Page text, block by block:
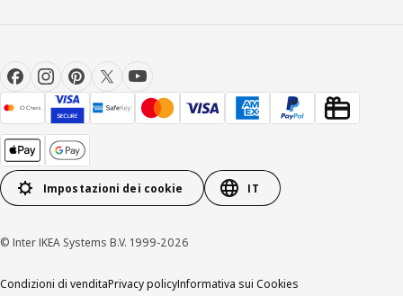
Impostazioni dei cookie IT
© Inter IKEA Systems B.V. 1999-2026
Condizioni di venditaPrivacy policyInformativa sui Cookies